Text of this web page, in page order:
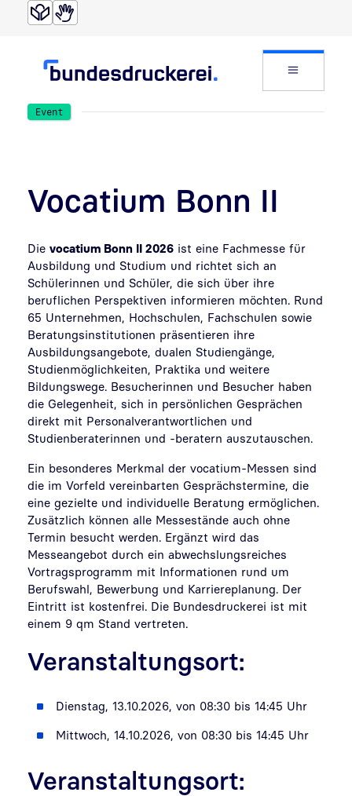
Direkt zur Suche
Direkt zum Inhalt
Event
Vocatium Bonn II
Die vocatium Bonn II 2026 ist eine Fachmesse für
Ausbildung und Studium und richtet sich an
Schülerinnen und Schüler, die sich über ihre
beruflichen Perspektiven informieren möchten. Rund
65 Unternehmen, Hochschulen, Fachschulen sowie
Beratungsinstitutionen präsentieren ihre
Ausbildungsangebote, dualen Studiengänge,
Studienmöglichkeiten, Praktika und weitere
Bildungswege. Besucherinnen und Besucher haben
die Gelegenheit, sich in persönlichen Gesprächen
direkt mit Personalverantwortlichen und
Studienberaterinnen und -beratern auszutauschen.
Ein besonderes Merkmal der vocatium-Messen sind
die im Vorfeld vereinbarten Gesprächstermine, die
eine gezielte und individuelle Beratung ermöglichen.
Zusätzlich können alle Messestände auch ohne
Termin besucht werden. Ergänzt wird das
Messeangebot durch ein abwechslungsreiches
Vortragsprogramm mit Informationen rund um
Berufswahl, Bewerbung und Karriereplanung. Der
Eintritt ist kostenfrei. Die Bundesdruckerei ist mit
einem 9 qm Stand vertreten.
Veranstaltungsort:
Dienstag, 13.10.2026, von 08:30 bis 14:45 Uhr
Mittwoch, 14.10.2026, von 08:30 bis 14:45 Uhr
Veranstaltungsort: